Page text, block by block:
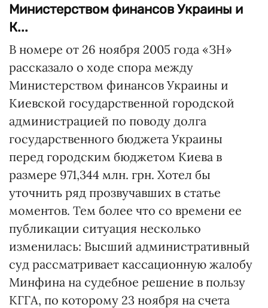
Министерством финансов Украины и
К...
В номере от 26 ноября 2005 года «ЗН»
рассказало о ходе спора между
Министерством финансов Украины и
Киевской государственной городской
администрацией по поводу долга
государственного бюджета Украины
перед городским бюджетом Киева в
размере 971,344 млн. грн. Хотел бы
уточнить ряд прозвучавших в статье
моментов. Тем более что со времени ее
публикации ситуация несколько
изменилась: Высший административный
суд рассматривает кассационную жалобу
Минфина на судебное решение в пользу
КГГА, по которому 23 ноября на счета